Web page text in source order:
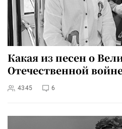
Какая из песен о
Отечественной
4345 6